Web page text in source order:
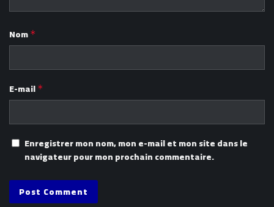
Nom *
E-mail *
Enregistrer mon nom, mon e-mail et mon site dans le
navigateur pour mon prochain commentaire.